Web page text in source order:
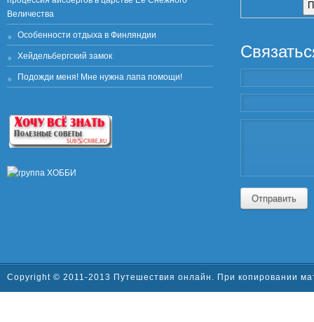
Величества
Особенности отдыха в Финляндии
Хейдельбергский замок
Подожди меня! Мне нужна лапа помощи!
Отправить
Copyright © 2011-2013 Путешествия онлайн. При копировании